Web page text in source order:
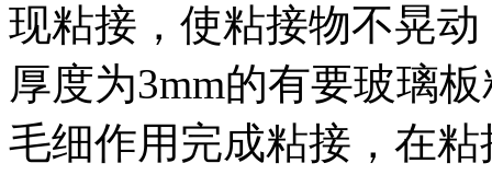
现粘接，使粘接物不晃
厚度为3mm的有要玻璃
毛细作用完成粘接，在